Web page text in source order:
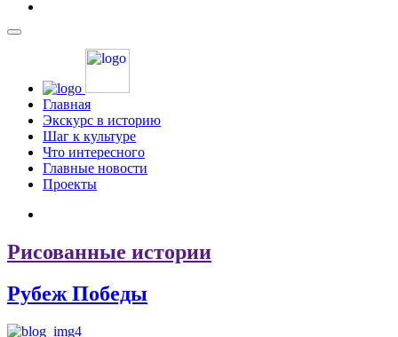
Главная
Экскурс в историю
Шаг к культуре
Что интересного
Главные новости
Проекты
Рисованные истории
Рубеж Победы